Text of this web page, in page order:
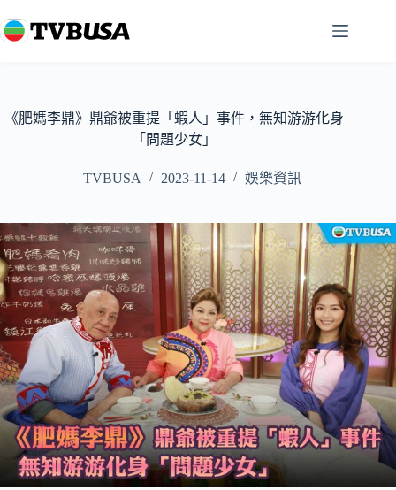
至
容《肥媽李鼎》鼎爺被重提「蝦人」事件，無知游游化身
「問題少女」
TVBUSA 2023-11-14 娛樂資訊